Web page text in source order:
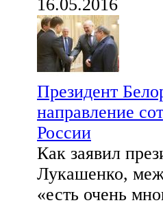
16.05.2016
Президент
направление
России
Как заявил
Лукашенко,
«есть очень